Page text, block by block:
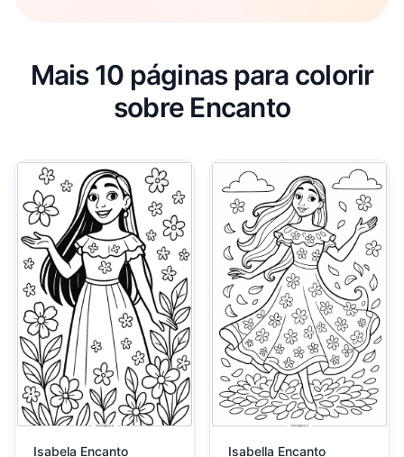
Mais 10 páginas para colorir
sobre Encanto
Isabela Encanto Isabella Encanto